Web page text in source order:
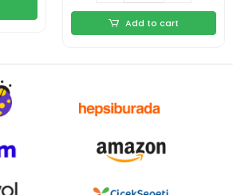
Add to cart